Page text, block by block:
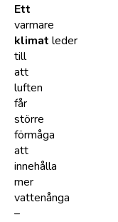
Ett
varmare
klimat leder
till
att
luften
får
större
förmåga
att
innehålla
mer
vattenånga
–